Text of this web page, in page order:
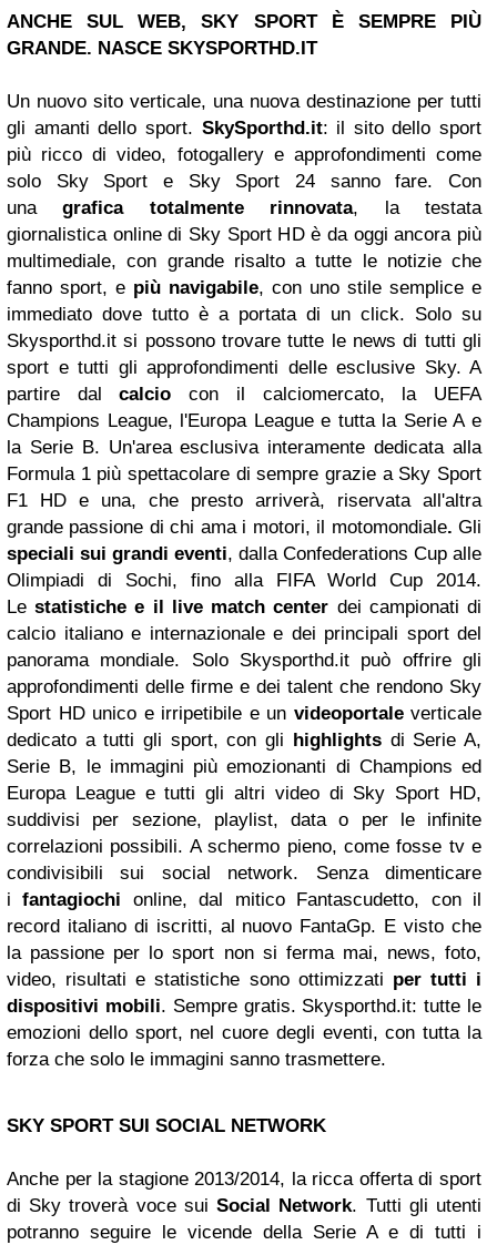
ANCHE SUL WEB, SKY SPORT È SEMPRE PIÙ
GRANDE. NASCE SKYSPORTHD.IT
Un nuovo sito verticale, una nuova destinazione per tutti
gli amanti dello sport. SkySporthd.it: il sito dello sport
più ricco di video, fotogallery e approfondimenti come
solo Sky Sport e Sky Sport 24 sanno fare. Con
unagrafica totalmente rinnovata, la testata
giornalistica online di Sky Sport HD è da oggi ancora più
multimediale, con grande risalto a tutte le notizie che
fanno sport, e più navigabile, con uno stile semplice e
immediato dove tutto è a portata di un click. Solo su
Skysporthd.it si possono trovare tutte le news di tutti gli
sport e tutti gli approfondimenti delle esclusive Sky. A
partire dalcalcio con il calciomercato, la UEFA
Champions League, l'Europa League e tutta la Serie A e
la Serie B. Un'area esclusiva interamente dedicata alla
Formula 1 più spettacolare di sempre grazie a Sky Sport
F1 HD e una, che presto arriverà, riservata all'altra
grande passione di chi ama i motori, il motomondiale.Gli
speciali sui grandi eventi, dalla Confederations Cup alle
Olimpiadi di Sochi, fino alla FIFA World Cup 2014.
Lestatistiche e il live match center dei campionati di
calcio italiano e internazionale e dei principali sport del
panorama mondiale. Solo Skysporthd.it può offrire gli
approfondimenti delle firme e dei talent che rendono Sky
Sport HD unico e irripetibile e un videoportaleverticale
dedicato a tutti gli sport, con gli
highlightsdi Serie A,
Serie B, le immagini più emozionanti di Champions ed
Europa League e tutti gli altri video di Sky Sport HD,
suddivisi per sezione, playlist, data o per le infinite
correlazioni possibili. A schermo pieno, come fosse tv e
condivisibili sui social network. Senza dimenticare
ifantagiochi online, dal mitico Fantascudetto, con il
record italiano di iscritti, al nuovo FantaGp. E visto che
la passione per lo sport non si ferma mai, news, foto,
video, risultati e statistiche sono ottimizzati per tutti i
dispositivi mobili. Sempre gratis. Skysporthd.it: tutte le
emozioni dello sport, nel cuore degli eventi, con tutta la
forza che solo le immagini sanno trasmettere.
SKY SPORT SUI SOCIAL NETWORK
Anche per la stagione 2013/2014, la ricca offerta di sport
di Sky troverà voce suiSocial Network. Tutti gli utenti
potranno seguire le vicende della Serie A e di tutti i